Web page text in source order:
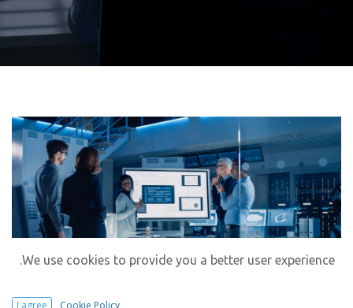
We use cookies to provide you a better user experience.
Cookie Policy
I agree